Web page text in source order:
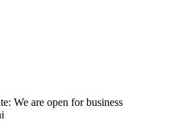
We are open for business